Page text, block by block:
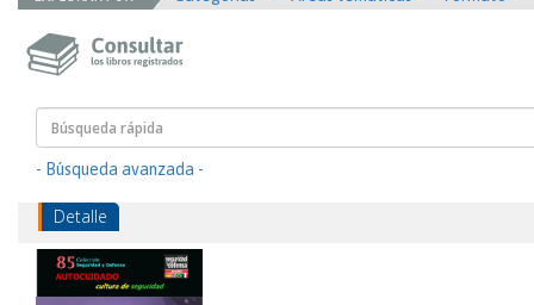
- Búsqueda avanzada -
Detalle